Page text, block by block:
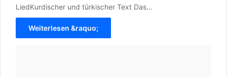
LiedKurdischer und türkischer Text Das…
Weiterlesen &raquo;